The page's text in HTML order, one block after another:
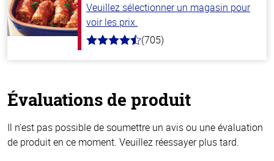
Veuillez sélectionner un magasin pour
voir les prix.
4.6
(705)
Évaluations de produit
Il n’est pas possible de soumettre un avis ou une évaluation
de produit en ce moment. Veuillez réessayer plus tard.